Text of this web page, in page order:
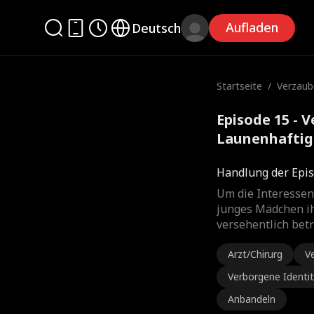
Deutsch Aufladen
Startseite /
Episode 15 -
Handlung der
Um die
junges Mädchen
versehentlich
Arzt/Chirurg
Verborgene
Anbandeln